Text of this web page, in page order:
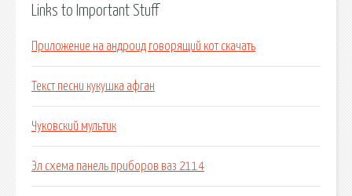
Links to Important Stuff
Приложение на андроид говорящий кот скачать
Текст песни кукушка афган
Чуковский мультик
Эл схема панель приборов ваз 2114